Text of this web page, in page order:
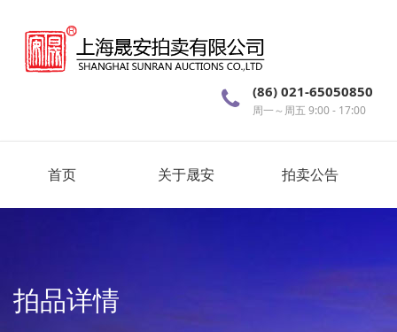
(86) 021-65050850
周一～周五 9:00 - 17:00
首页 关于晟安 拍卖公告
拍品详情